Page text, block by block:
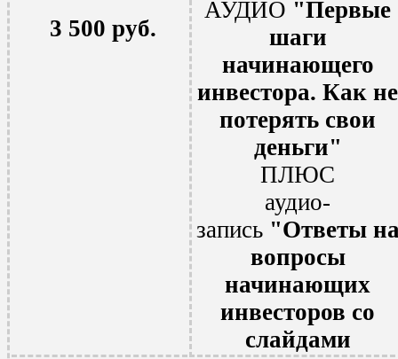
3 500 руб.
АУДИО "Первые
шаги
начинающего
инвестора. Как не
потерять свои
деньги"
ПЛЮС
аудио-
запись "Ответы
вопросы
начинающих
инвесторов со
слайдами